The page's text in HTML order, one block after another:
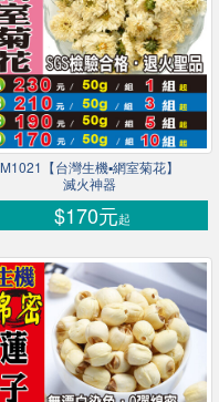
M1021【台灣生機▪網室菊花】
滅火神器
$170元起